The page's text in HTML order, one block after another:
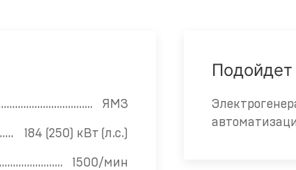
ЯМЗ
184 (250) кВт (л.с.)
1500/мин
Подойдет